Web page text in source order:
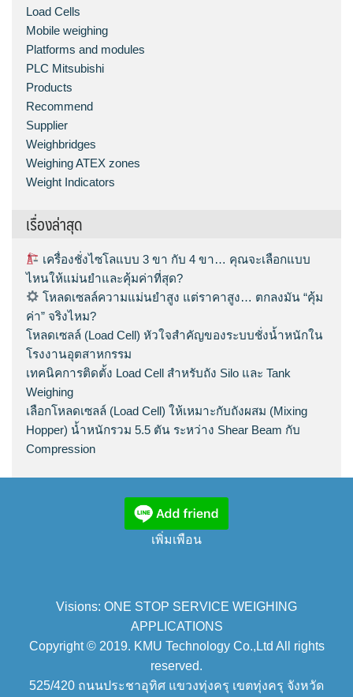
Load Cells
Mobile weighing
Platforms and modules
PLC Mitsubishi
Products
Recommend
Supplier
Weighbridges
Weighing ATEX zones
Weight Indicators
เรื่องล่าสุด
เครื่องชั่งไซโลแบบ 3 ขา กับ 4 ขา… คุณจะเลือกแบบ
ไหนให้แม่นยำและคุ้มค่าที่สุด?
โหลดเซลล์ความแม่นยำสูง แต่ราคาสูง… ตกลงมัน “คุ้ม
ค่า” จริงไหม?
โหลดเซลล์ (Load Cell) หัวใจสำคัญของระบบชั่งน้ำหนักใน
โรงงานอุตสาหกรรม
เทคนิคการติดตั้ง Load Cell สำหรับถัง Silo และ Tank
Weighing
เลือกโหลดเซลล์ (Load Cell) ให้เหมาะกับถังผสม (Mixing
Hopper) น้ำหนักรวม 5.5 ตัน ระหว่าง Shear Beam กับ
Compression
เพิ่มเพือน
Visions: ONE STOP SERVICE WEIGHING
APPLICATIONS
Copyright © 2019. KMU Technology Co.,Ltd All rights
reserved.
525/420 ถนนประชาอุทิศ แขวงทุ่งครุ เขตทุ่งครุ จังหวัด